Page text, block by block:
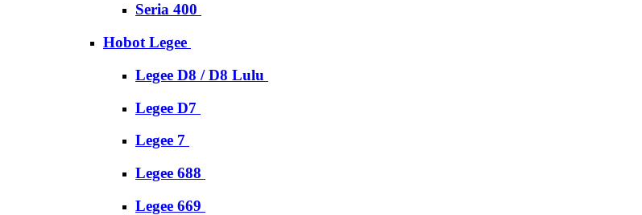
Seria 400
Hobot Legee
Legee D8 / D8 Lulu
Legee D7
Legee 7
Legee 688
Legee 669